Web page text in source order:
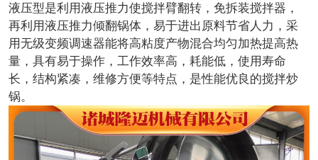
液压型是利用液压推力使搅拌臂翻转，免拆装搅拌器，
再利用液压推力倾翻锅体，易于进出原料节省人力，采
用无级变频调速器能将高粘度产物混合均匀加热提高热
量，具有易于操作，工作效率高，耗能低，使用寿命
长，结构紧凑，维修方便等特点，是性能优良的搅拌炒
锅。